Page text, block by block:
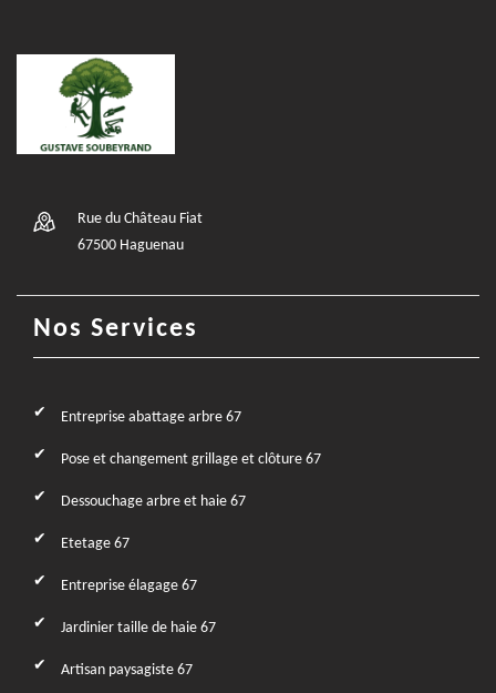
Rue du Château Fiat
67500 Haguenau
Nos Services
Entreprise abattage arbre 67
Pose et changement grillage et clôture 67
Dessouchage arbre et haie 67
Etetage 67
Entreprise élagage 67
Jardinier taille de haie 67
Artisan paysagiste 67